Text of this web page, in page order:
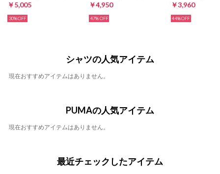
￥5,005
30%
￥4,950
47%
￥3,960
44%
シャツの人気アイテム
現在おすすめアイテムはありません。
PUMAの人気アイテム
現在おすすめアイテムはありません。
最近チェックしたアイテム